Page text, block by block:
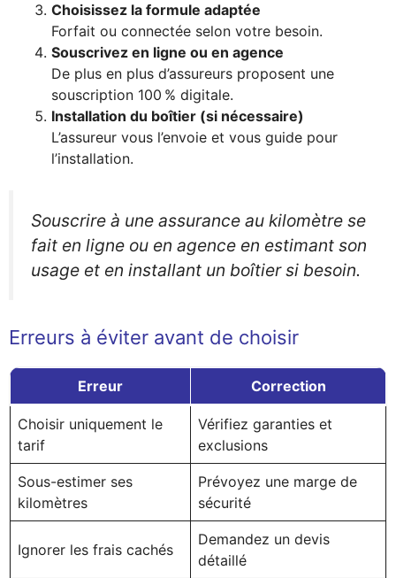
Choisissez la formule adaptée
Forfait ou connectée selon votre besoin.
Souscrivez en ligne ou en agence
De plus en plus d’assureurs proposent une
souscription 100 % digitale.
Installation du boîtier (si nécessaire)
L’assureur vous l’envoie et vous guide pour
l’installation.
Souscrire à une assurance au kilomètre se
fait en ligne ou en agence en estimant son
usage et en installant un boîtier si besoin.
Erreurs à éviter avant de choisir
Erreur Correction
Choisir uniquement le
tarif
Vérifiez garanties et
exclusions
Sous-estimer ses
kilomètres
Prévoyez une marge de
sécurité
Ignorer les frais cachés
Demandez un devis
détaillé